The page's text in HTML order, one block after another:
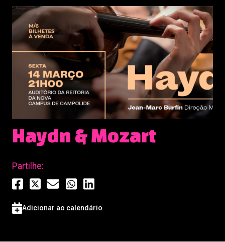
Haydn & Mozart
Partilhe:
Adicionar ao calendário